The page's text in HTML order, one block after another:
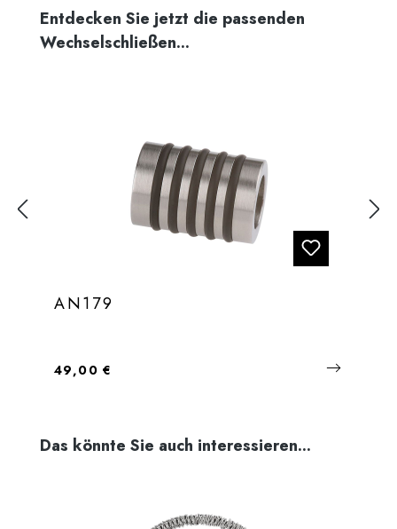
Produktgalerie überspringen
Entdecken Sie jetzt die passenden
Wechselschließen...
AN179
Regulärer Preis:
49,00 €
Produktgalerie überspringen
Das könnte Sie auch interessieren...